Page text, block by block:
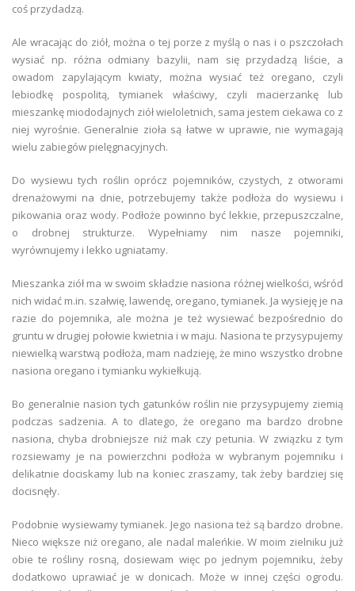
coś przydadzą.
Ale wracając do ziół, można o tej porze z myślą o nas i o pszczołach
wysiać np. różna odmiany bazylii, nam się przydadzą liście, a
owadom zapylającym kwiaty, można wysiać też oregano, czyli
lebiodkę pospolitą, tymianek właściwy, czyli macierzankę lub
mieszankę miododajnych ziół wieloletnich, sama jestem ciekawa co z
niej wyrośnie. Generalnie zioła są łatwe w uprawie, nie wymagają
wielu zabiegów pielęgnacyjnych.
Do wysiewu tych roślin oprócz pojemników, czystych, z otworami
drenażowymi na dnie, potrzebujemy także podłoża do wysiewu i
pikowania oraz wody. Podłoże powinno być lekkie, przepuszczalne,
o drobnej strukturze. Wypełniamy nim nasze pojemniki,
wyrównujemy i lekko ugniatamy.
Mieszanka ziół ma w swoim składzie nasiona różnej wielkości, wśród
nich widać m.in. szałwię, lawendę, oregano, tymianek. Ja wysieję je na
razie do pojemnika, ale można je też wysiewać bezpośrednio do
gruntu w drugiej połowie kwietnia i w maju. Nasiona te przysypujemy
niewielką warstwą podłoża, mam nadzieję, że mino wszystko drobne
nasiona oregano i tymianku wykiełkują.
Bo generalnie nasion tych gatunków roślin nie przysypujemy ziemią
podczas sadzenia. A to dlatego, że oregano ma bardzo drobne
nasiona, chyba drobniejsze niż mak czy petunia. W związku z tym
rozsiewamy je na powierzchni podłoża w wybranym pojemniku i
delikatnie dociskamy lub na koniec zraszamy, tak żeby bardziej się
docisnęły.
Podobnie wysiewamy tymianek. Jego nasiona też są bardzo drobne.
Nieco większe niż oregano, ale nadal maleńkie. W moim zielniku już
obie te rośliny rosną, dosiewam więc po jednym pojemniku, żeby
dodatkowo uprawiać je w donicach. Może w innej części ogrodu.